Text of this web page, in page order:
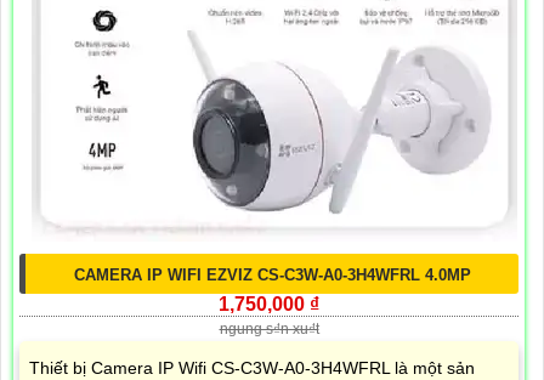
CAMERA IP WIFI EZVIZ CS-C3W-A0-3H4WFRL 4.0MP
1,750,000 ₫
ngung s₫n xu₫t
Thiết bị Camera IP Wifi CS-C3W-A0-3H4WFRL là một sản